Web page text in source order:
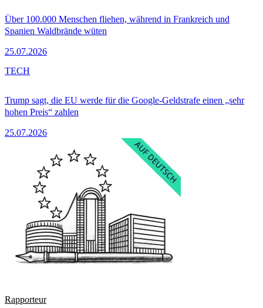
Über 100.000 Menschen fliehen, während in Frankreich und
Spanien Waldbrände wüten
25.07.2026
Trump sagt, die EU werde für die Google-Geldstrafe einen „sehr
hohen Preis“ zahlen
25.07.2026
TECH
Rapporteur